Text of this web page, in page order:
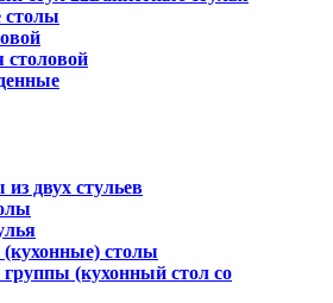
столы
столовой
двух стульев
столы
(кухонный стол со